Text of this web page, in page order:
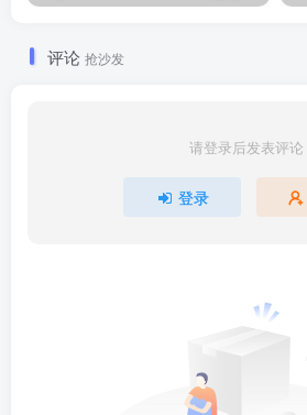
评论 抢沙发
请登录后发表评论
登录